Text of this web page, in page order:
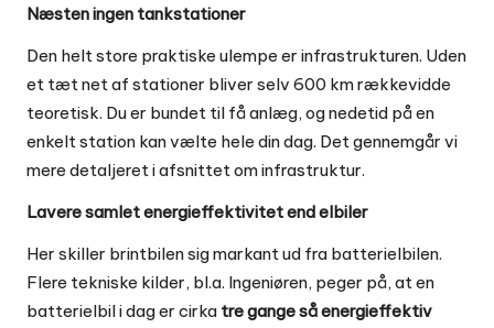
Næsten ingen tankstationer
Den helt store praktiske ulempe er infrastrukturen. Uden
et tæt net af stationer bliver selv 600 km rækkevidde
teoretisk. Du er bundet til få anlæg, og nedetid på en
enkelt station kan vælte hele din dag. Det gennemgår vi
mere detaljeret i afsnittet om infrastruktur.
Lavere samlet energieffektivitet end elbiler
Her skiller brintbilen sig markant ud fra batterielbilen.
Flere tekniske kilder, bl.a. Ingeniøren, peger på, at en
batterielbil i dag er cirka tre gange så energieffektiv